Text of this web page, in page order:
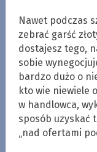
Nawet podczas
zebrać garść
dostajesz tego,
sobie
bardzo dużo o
kto wie niewiele
w handlowca,
sposób uzyskać
„nad ofertami